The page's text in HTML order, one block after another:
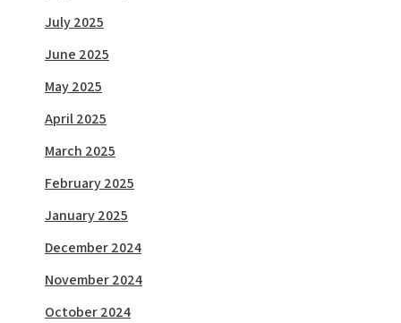
July 2025
June 2025
May 2025
April 2025
March 2025
February 2025
January 2025
December 2024
November 2024
October 2024